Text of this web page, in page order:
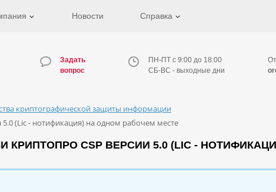
Новости Справка
Задать
вопрос
ПН-ПТ с 9:00 до 18:00
СБ-ВС - выходные дни
криптографической защиты информации
(Lic - нотификация) на одном рабочем месте
CSP ВЕРСИИ 5.0 (LIC -